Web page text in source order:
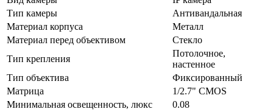
Тип камеры
Антивандальная
Материал корпуса
Металл
Материал перед объективом
Стекло
Тип крепления
Потолочное,
настенное
Тип объектива
Фиксированный
Матрица
1/2.7" CMOS
Минимальная освещенность, люкс
0.08